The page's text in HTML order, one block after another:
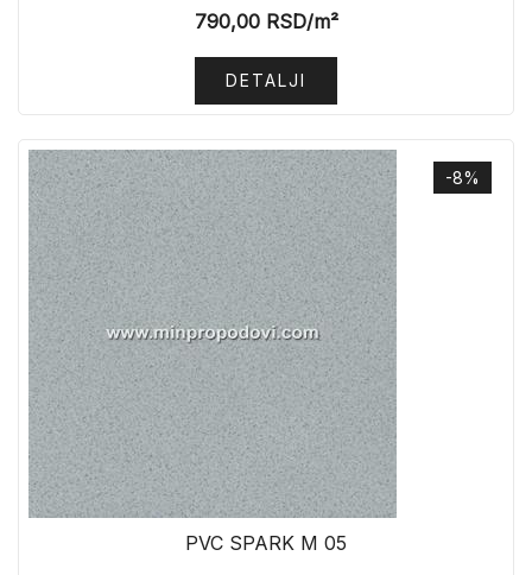
790,00RSD/m²
DETALJI
-8%
PVC SPARK M 05